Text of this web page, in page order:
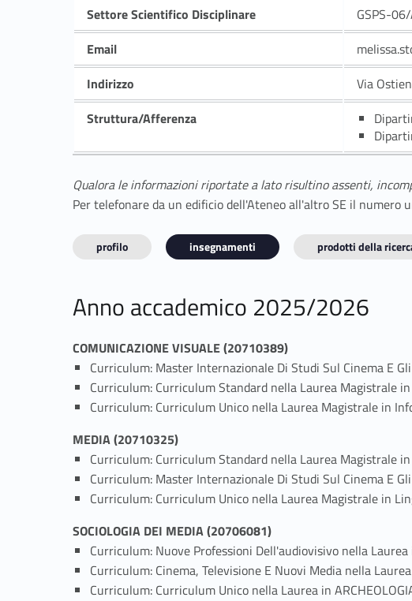
Settore Scientifico Disciplinare
GSPS-
Email
Indirizzo
Via
Struttura/Afferenza
Qualora le informazioni riportate a lato risultino assenti,
Per telefonare da un edificio dell'Ateneo all'altro SE il
profilo insegnamenti prodotti della
Anno accademico 2025/2026
COMUNICAZIONE VISUALE (20710389)
Curriculum: Master Internazionale Di Studi Sul Cinema E
Curriculum: Curriculum Standard nella Laurea Magistrale
Curriculum: Curriculum Unico nella Laurea Magistrale in
MEDIA (20710325)
Curriculum: Curriculum Standard nella Laurea Magistrale
Curriculum: Master Internazionale Di Studi Sul Cinema E
Curriculum: Curriculum Unico nella Laurea Magistrale in
SOCIOLOGIA DEI MEDIA (20706081)
Curriculum: Nuove Professioni Dell'audiovisivo nella
Curriculum: Cinema, Televisione E Nuovi Media nella
Curriculum: Curriculum Unico nella Laurea in